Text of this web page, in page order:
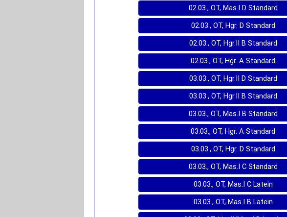
02.03., OT, Mas.I D Standard
02.03., OT, Hgr. D Standard
02.03., OT, Hgr.II B Standard
02.03., OT, Hgr. A Standard
03.03., OT, Hgr.II D Standard
03.03., OT, Hgr.II B Standard
03.03., OT, Mas.I B Standard
03.03., OT, Hgr. A Standard
03.03., OT, Hgr. D Standard
03.03., OT, Mas.I C Standard
03.03., OT, Mas.I C Latein
03.03., OT, Mas.I B Latein